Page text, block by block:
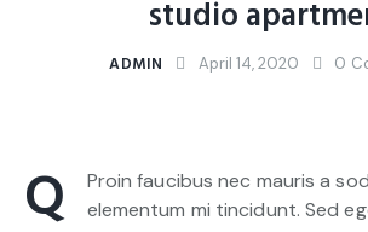
studio
ADMIN April 14, 2020 0
Q
Proin faucibus nec mauris a
elementum mi tincidunt. Sed